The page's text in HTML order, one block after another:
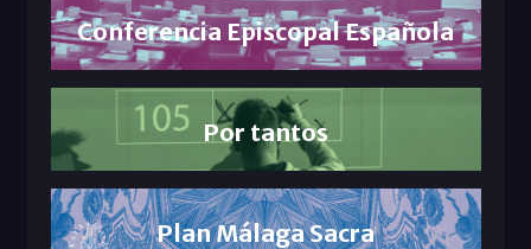
Conferencia Episcopal Española
Por tantos
Plan Málaga Sacra